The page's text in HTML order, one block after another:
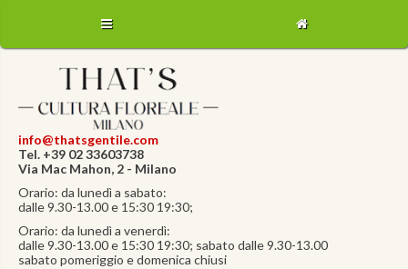
info@thatsgentile.com
Tel. +39 02 33603738
Via Mac Mahon, 2 - Milano
Orario: da lunedì a sabato:
dalle 9.30-13.00 e 15:30 19:30;
Orario: da lunedì a venerdì:
dalle 9.30-13.00 e 15:30 19:30; sabato dalle 9.30-13.00
sabato pomeriggio e domenica chiusi